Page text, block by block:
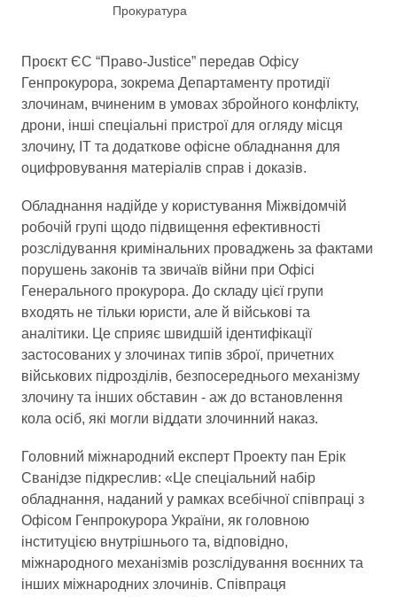
Прокуратура
Проєкт ЄС “Право-Justice” передав Офісу
Генпрокурора, зокрема Департаменту протидії
злочинам, вчиненим в умовах збройного конфлікту,
дрони, інші спеціальні пристрої для огляду місця
злочину, ІТ та додаткове офісне обладнання для
оцифровування матеріалів справ і доказів.
Обладнання надійде у користування Міжвідомчій
робочій групі щодо підвищення ефективності
розслідування кримінальних проваджень за фактами
порушень законів та звичаїв війни при Офісі
Генерального прокурора. До складу цієї групи
входять не тільки юристи, але й військові та
аналітики. Це сприяє швидшій ідентифікації
застосованих у злочинах типів зброї, причетних
військових підрозділів, безпосереднього механізму
злочину та інших обставин - аж до встановлення
кола осіб, які могли віддати злочинний наказ.
Головний міжнародний експерт Проекту пан Ерік
Сванідзе підкреслив: «Це спеціальний набір
обладнання, наданий у рамках всебічної співпраці з
Офісом Генпрокурора України, як головною
інституцією внутрішнього та, відповідно,
міжнародного механізмів розслідування воєнних та
інших міжнародних злочинів. Співпраця